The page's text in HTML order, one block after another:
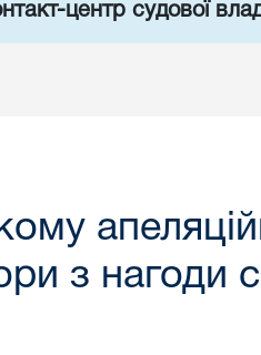
центр судової
з нагоди